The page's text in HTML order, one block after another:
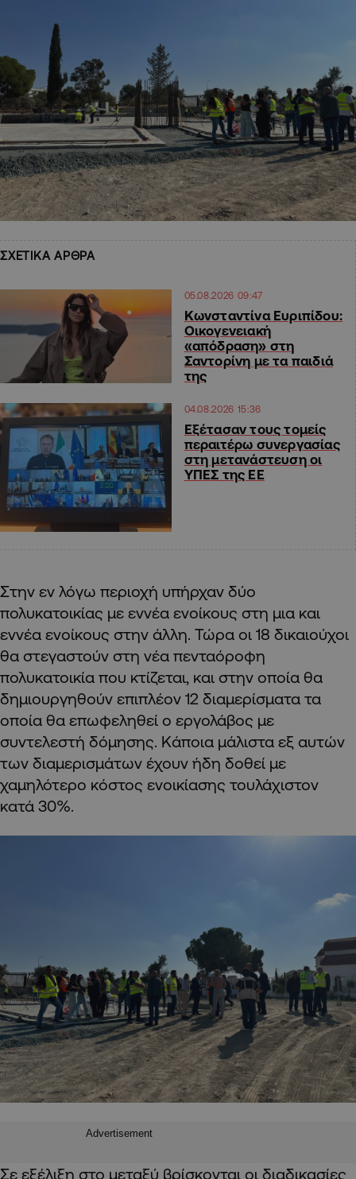
ΣΧΕΤΙΚΑ ΑΡΘΡΑ
05.08.2026 09:47
Κωνσταντίνα Ευριπίδου:
Οικογενειακή
«απόδραση» στη
Σαντορίνη με τα παιδιά
της
04.08.2026 15:36
Εξέτασαν τους τομείς
περαιτέρω συνεργασίας
στη μετανάστευση οι
ΥΠΕΣ της ΕΕ
Στην εν λόγω περιοχή υπήρχαν δύο
πολυκατοικίας με εννέα ενοίκους στη μια και
εννέα ενοίκους στην άλλη. Τώρα οι 18 δικαιούχοι
θα στεγαστούν στη νέα πενταόροφη
πολυκατοικία που κτίζεται, και στην οποία θα
δημιουργηθούν επιπλέον 12 διαμερίσματα τα
οποία θα επωφεληθεί ο εργολάβος με
συντελεστή δόμησης. Κάποια μάλιστα εξ αυτών
των διαμερισμάτων έχουν ήδη δοθεί με
χαμηλότερο κόστος ενοικίασης τουλάχιστον
κατά 30%.
Advertisement
Σε εξέλιξη στο μεταξύ βρίσκονται οι διαδικασίες